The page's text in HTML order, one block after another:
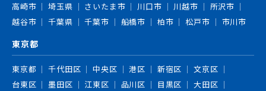
高崎市
埼玉県 さいたま市 川口市 川越市
所沢市
越谷市
千葉県 千葉市 船橋市 柏市 松戸市 市川市
東京都
東京都 千代田区 中央区 港区 新宿区
文京区
台東区
墨田区 江東区 品川区 目黒区
大田区